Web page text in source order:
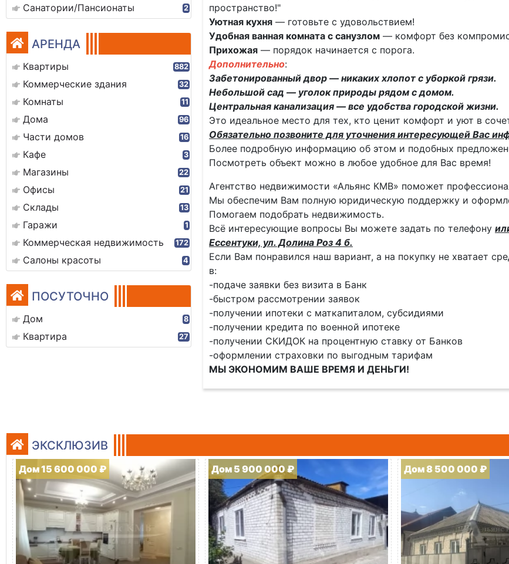
Санатории/Пансионаты 2
АРЕНДА
Квартиры 882
Коммерческие здания 32
Комнаты 11
Дома 96
Части домов 16
Кафе 3
Магазины 22
Офисы 21
Склады 13
Гаражи 1
Коммерческая недвижимость 172
Салоны красоты 4
ПОСУТОЧНО
Дом 8
Квартира 27
пространство!"
Уютная кухня — готовьте с удовольствием!
Удобная ванная комната с санузлом — комфорт без
Прихожая — порядок начинается с порога.
Дополнительно:
Забетонированный двор — никаких хлопот с уборкой грязи.
Небольшой сад — уголок природы рядом с домом.
Центральная канализация — все удобства городской жизни.
Это идеальное место для тех, кто ценит комфорт и уют в
Обязательно позвоните для уточнения интересующей Вас
Более подробную информацию об этом и подобных
Посмотреть объект можно в любое удобное для Вас время!
Агентство недвижимости «Альянс КМВ» поможет
Мы обеспечим Вам полную юридическую поддержку и
Помогаем подобрать недвижимость.
Всё интересующие вопросы Вы можете задать по телефону
Ессентуки, ул. Долина Роз 4 б.
Если Вам понравился наш вариант, а на покупку не хватает
в:
-подаче заявки без визита в Банк
-быстром рассмотрении заявок
-получении ипотеки с маткапиталом, субсидиями
-получении кредита по военной ипотеке
-получении СКИДОК на процентную ставку от Банков
-оформлении страховки по выгодным тарифам
МЫ ЭКОНОМИМ ВАШЕ ВРЕМЯ И ДЕНЬГИ!
ЭКСКЛЮЗИВ
Дом 15 600 000 ₽ Дом 5 900 000 ₽ Дом 8 500 000 ₽